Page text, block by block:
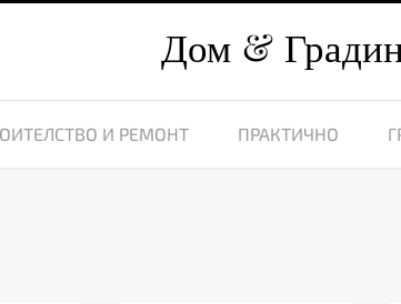
Дом
И РЕМОНТ ПРАКТИЧНО